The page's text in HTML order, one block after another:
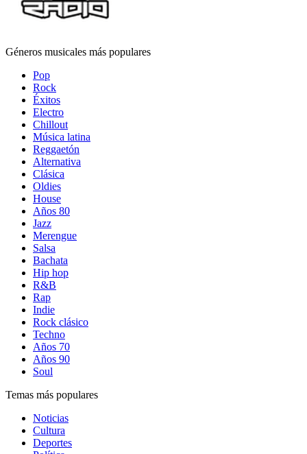
Géneros musicales más populares
Pop
Rock
Éxitos
Electro
Chillout
Música latina
Reggaetón
Alternativa
Clásica
Oldies
House
Años 80
Jazz
Merengue
Salsa
Bachata
Hip hop
R&B
Rap
Indie
Rock clásico
Techno
Años 70
Años 90
Soul
Temas más populares
Noticias
Cultura
Deportes